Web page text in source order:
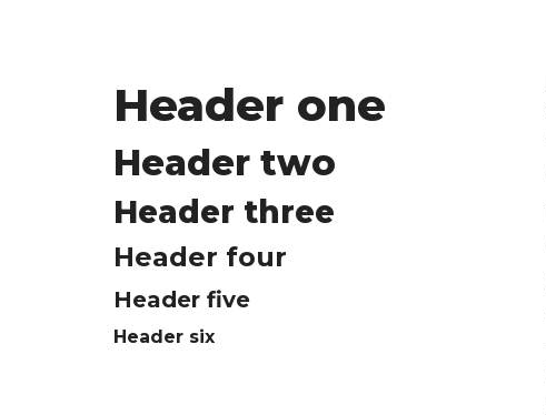
Header one
Header two
Header three
Header four
Header five
Header six